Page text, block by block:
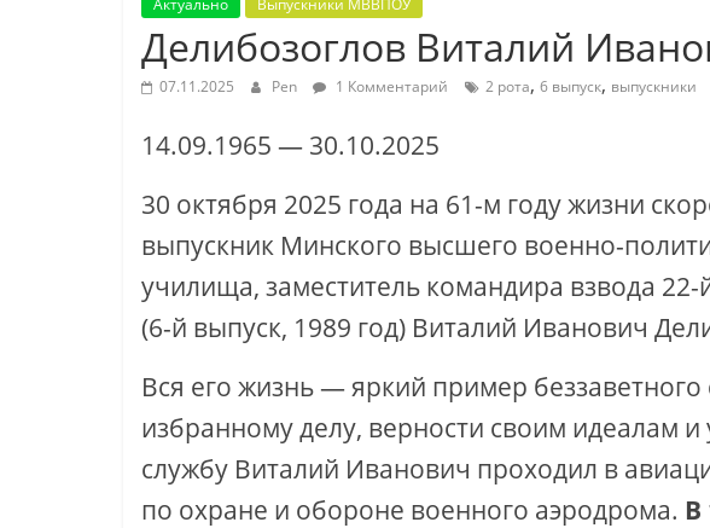
Актуально Выпускники МВВПОУ
Делибозоглов Виталий
07.11.2025 Pen 1 Комментарий 2 рота, 6 выпуск, выпускники
14.09.1965 — 30.10.2025
30 октября 2025 года на 61-м году жизни
выпускник Минского высшего военно-
училища, заместитель командира взвода
(6-й выпуск, 1989 год) Виталий Иванович
Вся его жизнь — яркий пример
избранному делу, верности своим идеалам
службу Виталий Иванович проходил в
по охране и обороне военного аэродрома. В